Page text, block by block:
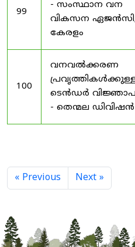
99
- സംസ്ഥാന വന
വികസന
കേരളം
100
വനവൽക്കരണ
ടെൻഡർ
- തെന്മല ഡിവിഷൻ
« Previous Next »